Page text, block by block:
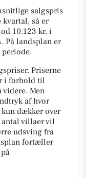
salgspris
kvartal, så er
10.123 kr. i
På landsplan er
Priserne
i forhold til
videre. Men
af hvor
kun dækker over
villaer vil
udsving fra
fortæller